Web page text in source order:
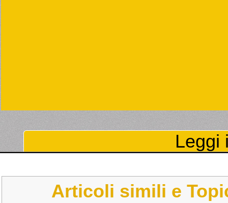
Leggi
Articoli simili e